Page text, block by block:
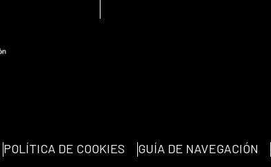
POLÍTICA DE COOKIES GUÍA DE NAVEGACIÓN